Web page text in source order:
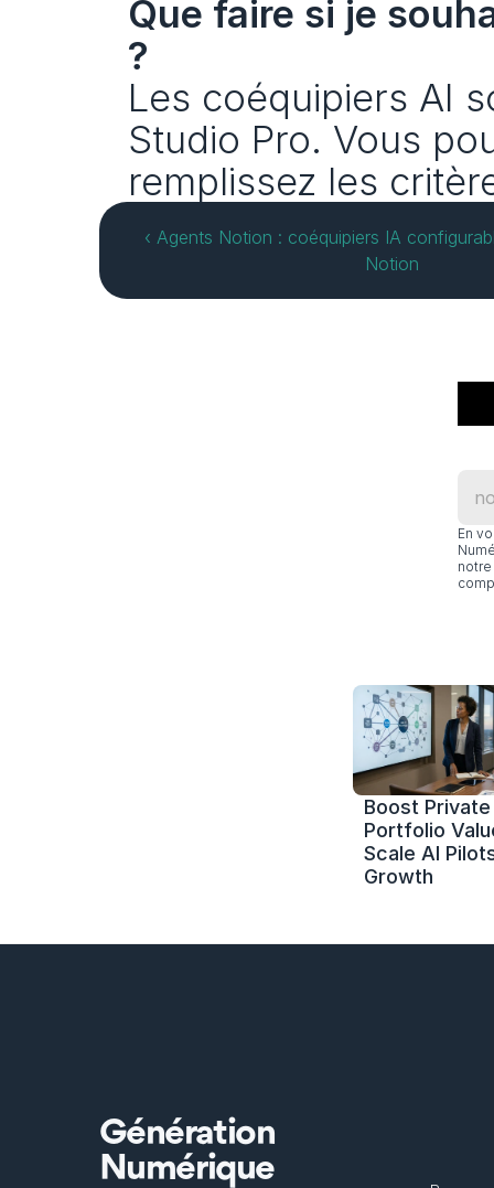
Que faire si je
?
Les coéquipiers AI
Studio Pro. Vous
remplissez les
‹ Agents Notion : coéquipiers IA
Notion
En
Boost
Portfolio
Scale AI
Growth
Génération
Numérique